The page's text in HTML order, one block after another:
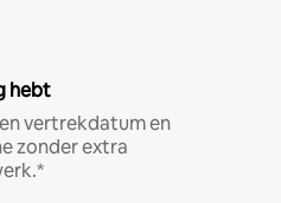
hebt
vertrekdatum en
zonder extra